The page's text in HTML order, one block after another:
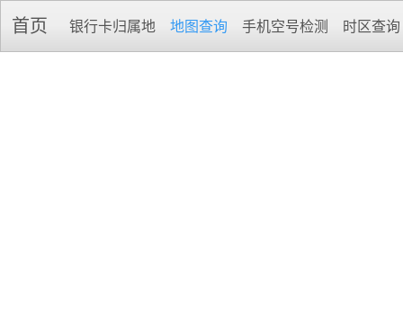
首页 银行卡归属地 地图查询 手机空号检测 时区查询